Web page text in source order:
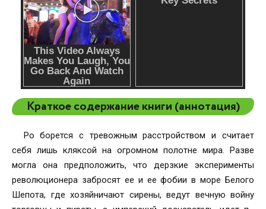
Краткое содержание книги (аннотация)
Ро борется с тревожным расстройством и считает
себя лишь кляксой на огромном полотне мира. Разве
могла она предположить, что дерзкие эксперименты
революционера забросят ее и ее фобии в море Белого
Шепота, где хозяйничают сирены, ведут вечную войну